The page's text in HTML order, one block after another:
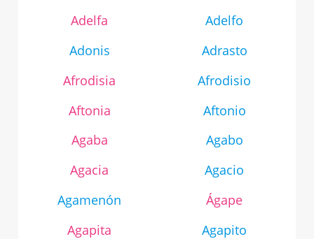
Adelfa
Adelfo
Adonis
Adrasto
Afrodisia
Afrodisio
Aftonia
Aftonio
Agaba
Agabo
Agacia
Agacio
Agamenón
Ágape
Agapita
Agapito